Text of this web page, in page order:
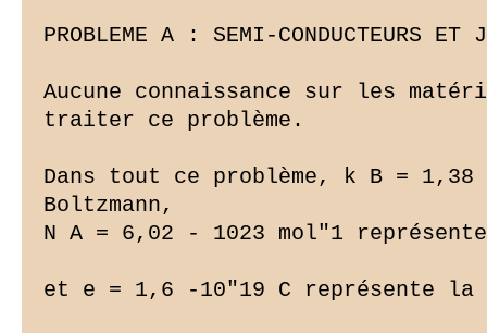
PROBLEME A : SEMI-CONDUCTEURS ET
Aucune connaissance sur les
traiter ce problème.
Dans tout ce problème, k B =
Boltzmann,
N A = 6,02 - 1023 mol"1
et e = 1,6 -10"19 C représente la